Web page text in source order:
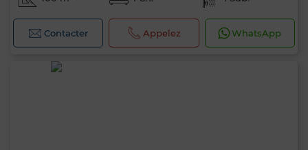
Contacter Appelez WhatsApp